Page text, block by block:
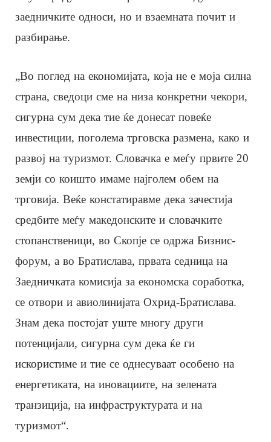
заедничките односи, но и взаемната почит и
разбирање.
„Во поглед на економијата, која не е моја силна
страна, сведоци сме на низа конкретни чекори,
сигурна сум дека тие ќе донесат повеќе
инвестиции, поголема трговска размена, како и
развој на туризмот. Словачка е меѓу првите 20
земји со коишто имаме најголем обем на
трговија. Веќе констатиравме дека зачестија
средбите меѓу македонските и словачките
стопанственици, во Скопје се одржа Бизнис-
форум, а во Братислава, првата седница на
Заедничката комисија за економска соработка,
се отвори и авиолинијата Охрид-Братислава.
Знам дека постојат уште многу други
потенцијали, сигурна сум дека ќе ги
искористиме и тие се однесуваат особено на
енергетиката, на иновациите, на зелената
транзиција, на инфраструктурата и на
туризмот“.